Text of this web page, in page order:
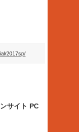
2017sp/
サイト PC